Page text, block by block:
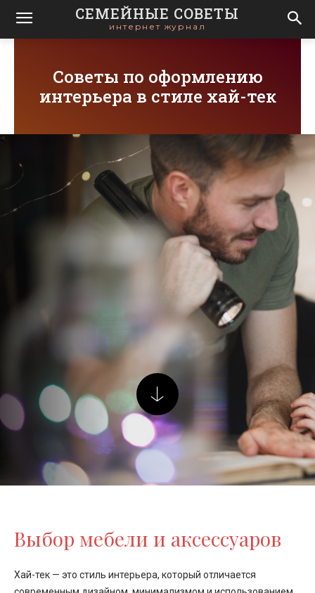
СЕМЕЙНЫЕ СОВЕТЫ
интернет журнал
Советы по оформлению
интерьера в стиле хай-тек
Выбор мебели и аксессуаров
Хай-тек — это стиль интерьера, который отличается